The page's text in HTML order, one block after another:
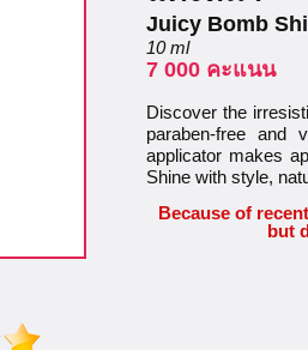
Juicy Bomb
10 ml
7 000 คะแนน
Discover the
paraben-free and
applicator makes
Shine with style,
Because of
but